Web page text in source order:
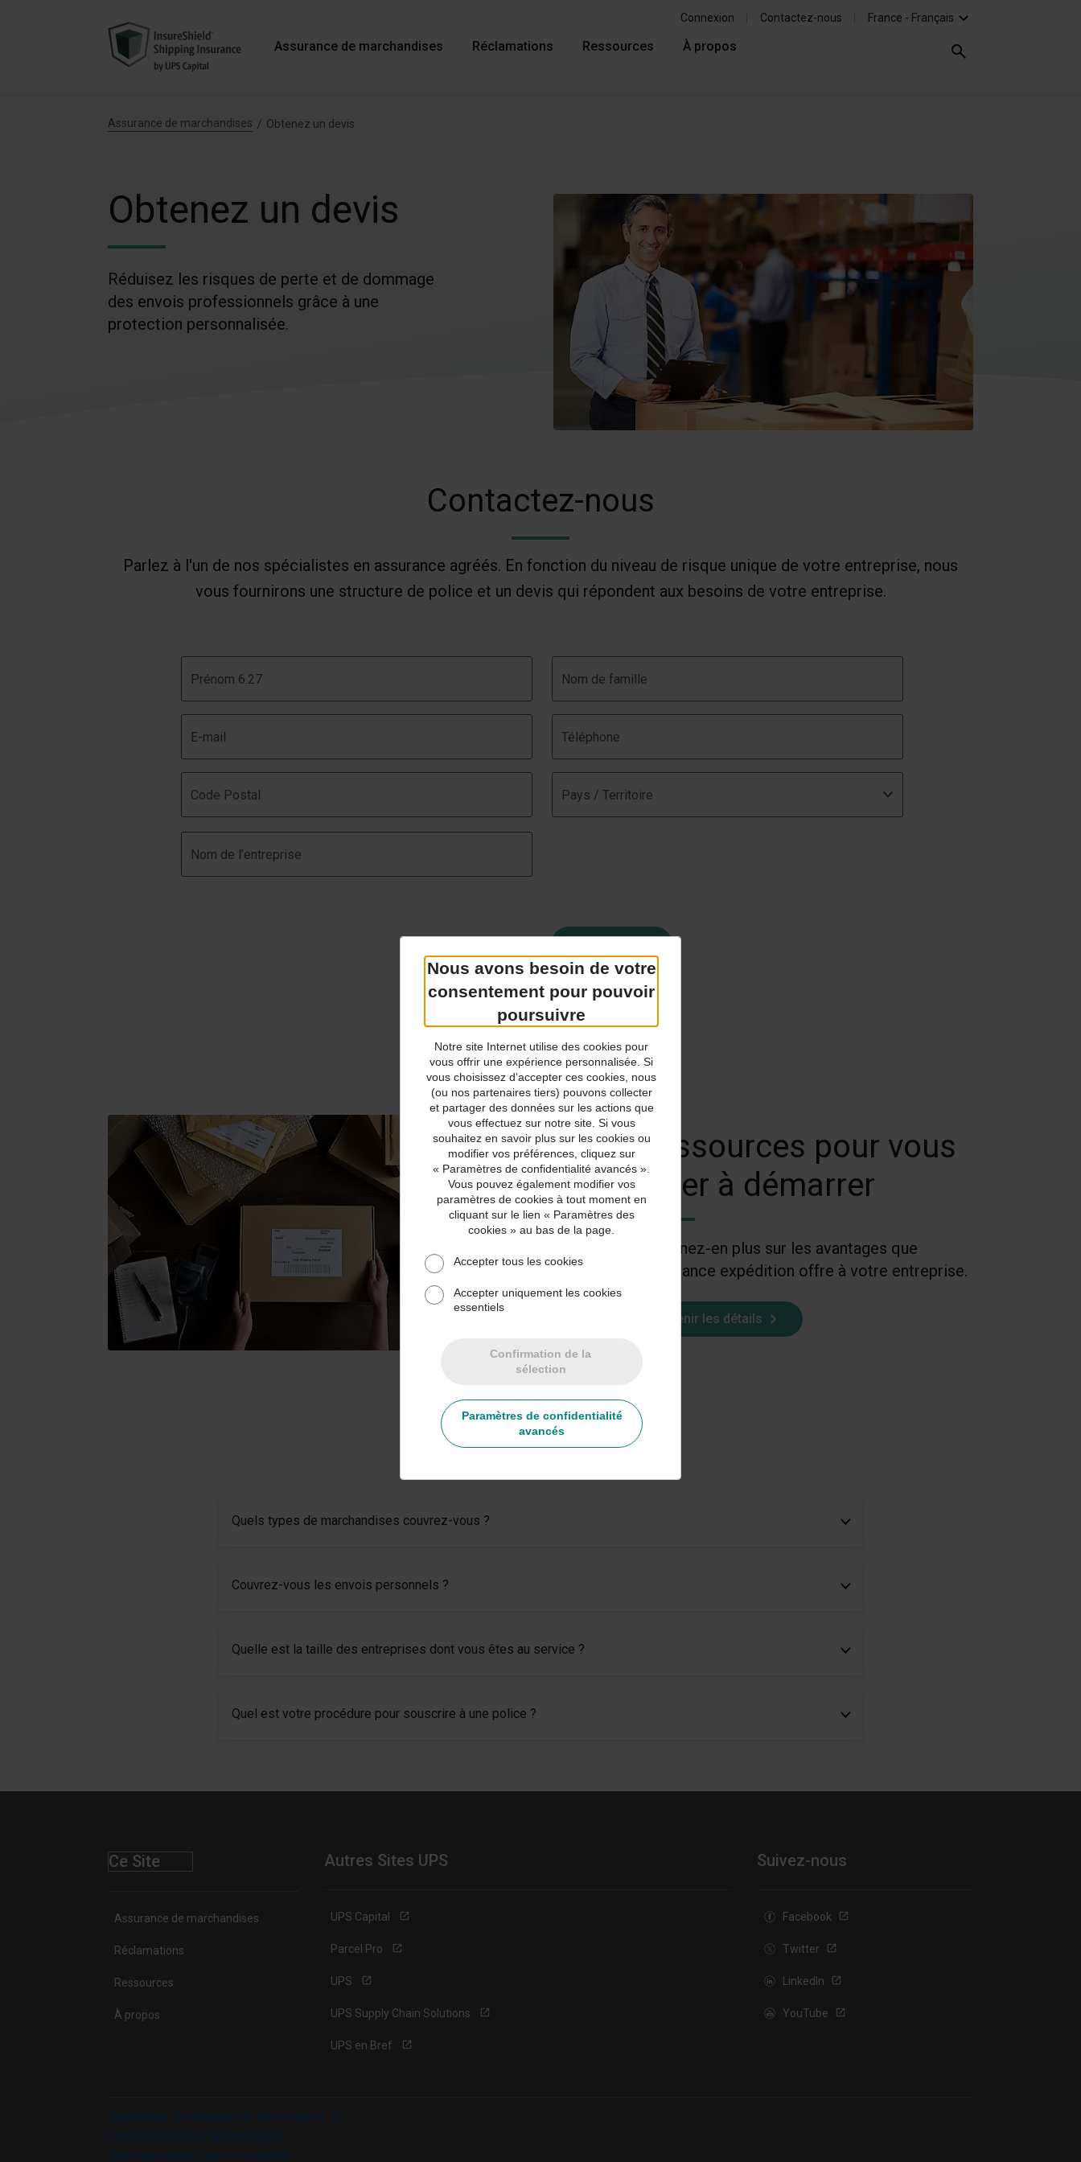
Connexion Contactez-nous France - Français
Assurance de marchandises Réclamations Ressources À propos
Assurance de marchandises Obtenez un devis
Obtenez un devis
Réduisez les risques de perte et de dommage
des envois professionnels grâce à une
protection personnalisée.
Contactez-nous
Parlez à l'un de nos spécialistes en assurance agréés. En fonction du niveau de risque unique de votre entreprise, nous
vous fournirons une structure de police et un devis qui répondent aux besoins de votre entreprise.
Ressources pour vous
aider à démarrer
Apprenez-en plus sur les avantages que
l'assurance expédition offre à votre entreprise.
Obtenir les détails
FAQ
Quels types de marchandises couvrez-vous ?
Couvrez-vous les envois personnels ?
Quelle est la taille des entreprises dont vous êtes au service ?
Quel est votre procédure pour souscrire à une police ?
Ce Site
Assurance de marchandises
Réclamations
Ressources
À propos
Autres Sites UPS
UPS Capital
Parcel Pro
UPS
UPS Supply Chain Solutions
UPS en Bref
Suivez-nous
Facebook
Twitter
LinkedIn
YouTube
Conditions d’utilisation du site Internet
Contrat relatif aux technologies
Communications sur les produits
Nous avons besoin de votre
consentement pour pouvoir
poursuivre
Notre site Internet utilise des cookies pour
vous offrir une expérience personnalisée. Si
vous choisissez d’accepter ces cookies, nous
(ou nos partenaires tiers) pouvons collecter
et partager des données sur les actions que
vous effectuez sur notre site. Si vous
souhaitez en savoir plus sur les cookies ou
modifier vos préférences, cliquez sur
« Paramètres de confidentialité avancés ».
Vous pouvez également modifier vos
paramètres de cookies à tout moment en
cliquant sur le lien « Paramètres des
cookies » au bas de la page.
Accepter tous les cookies
Accepter uniquement les cookies
essentiels
Confirmation de la
sélection
Paramètres de confidentialité
avancés